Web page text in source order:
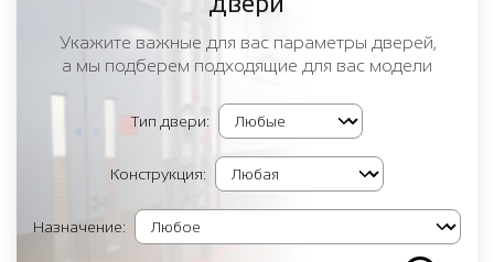
Укажите важные для вас параметры дверей,
а мы подберем подходящие для вас модели
Тип двери:
Конструкция:
Назначение: